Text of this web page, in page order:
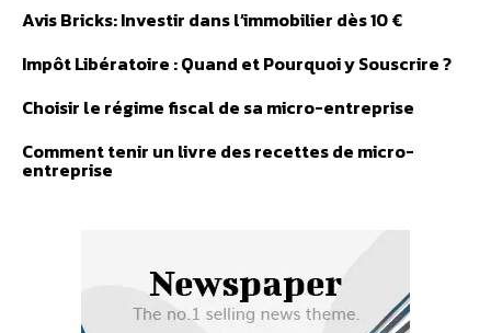
Avis Bricks: Investir dans l’immobilier dès 10 €
Impôt Libératoire : Quand et Pourquoi y Souscrire ?
Choisir le régime fiscal de sa micro-entreprise
Comment tenir un livre des recettes de micro-
entreprise